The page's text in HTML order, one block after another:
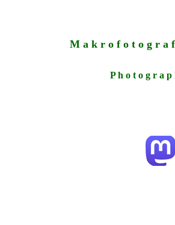
M a k r o f o t o g r
P h o t o g r a